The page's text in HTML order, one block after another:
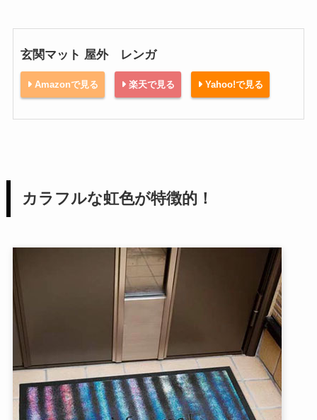
玄関マット 屋外 レンガ
Amazonで見る 楽天で見る Yahoo!で見る
カラフルな虹色が特徴的！